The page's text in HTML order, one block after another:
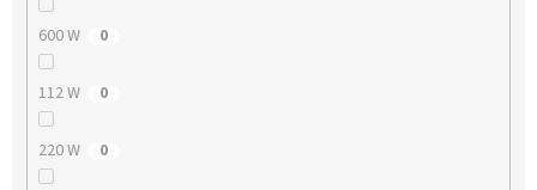
600 W 0
112 W 0
220 W 0